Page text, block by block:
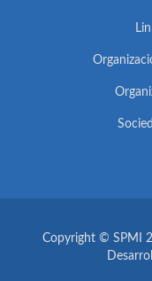
Copyright © SPMI